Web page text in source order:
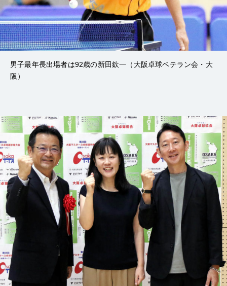
男子最年長出場者は92歳の新田欽一（大阪卓球ベテラン会・大
阪）